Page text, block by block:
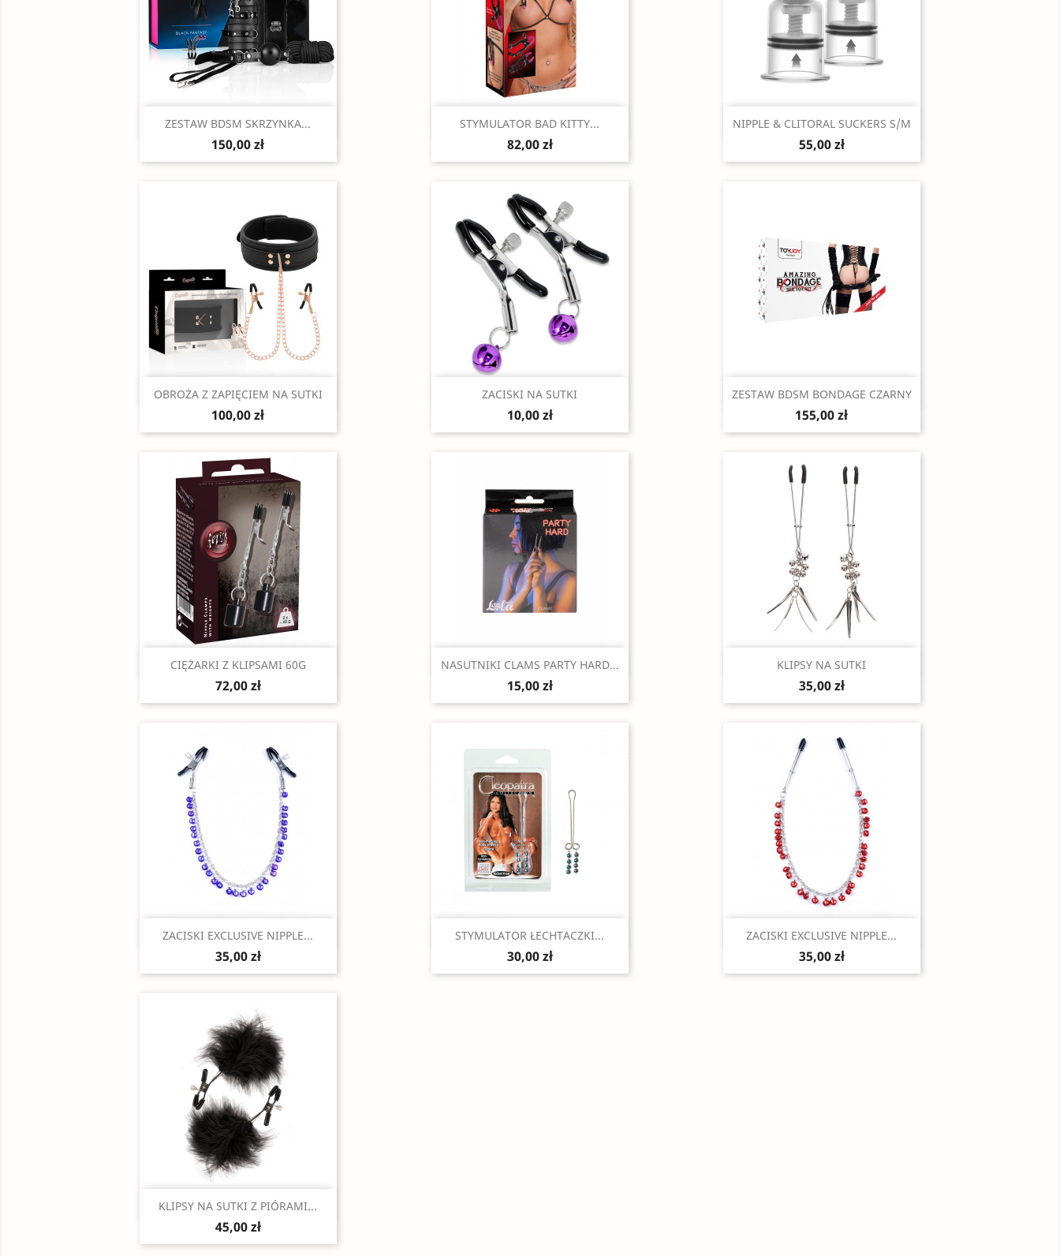
Szybki podgląd
ZESTAW BDSM SKRZYNKA...
150,00 zł
Szybki podgląd
STYMULATOR BAD KITTY...
82,00 zł
 Szybki podgląd
NIPPLE & CLITORAL SUCKERS S/M
55,00 zł
Szybki podgląd
OBROŻA Z ZAPIĘCIEM NA SUTKI
100,00 zł
Szybki podgląd
ZACISKI NA SUTKI
10,00 zł
Szybki podgląd
ZESTAW BDSM BONDAGE CZARNY
155,00 zł
Szybki podgląd
CIĘŻARKI Z KLIPSAMI 60G
72,00 zł
Szybki podgląd
NASUTNIKI CLAMS PARTY HARD...
15,00 zł
Szybki podgląd
KLIPSY NA SUTKI
35,00 zł
Szybki podgląd
ZACISKI EXCLUSIVE NIPPLE...
35,00 zł
Szybki podgląd
STYMULATOR ŁECHTACZKI...
30,00 zł
Szybki podgląd
ZACISKI EXCLUSIVE NIPPLE...
35,00 zł
Szybki podgląd
KLIPSY NA SUTKI Z PIÓRAMI...
45,00 zł